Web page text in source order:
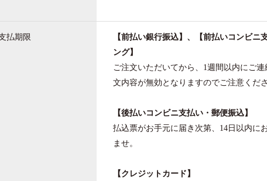
払期限
【前払い銀行振込】、【前払いコンビ
ング】
ご注文いただいてから、1週間以内にご
文内容が無効となりますのでご注意くださ
【後払いコンビニ支払い・郵便振込】
払込票がお手元に届き次第、14日以内に
ませ。
【クレジットカード】